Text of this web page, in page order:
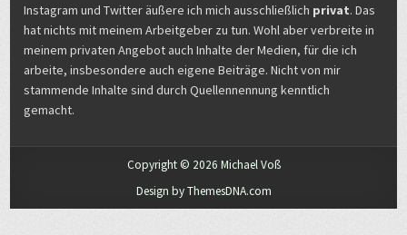
Instagram und Twitter äußere ich mich ausschließlich privat. Das
hat nichts mit meinem Arbeitgeber zu tun. Wohl aber verbreite in
meinem privaten Angebot auch Inhalte der Medien, für die ich
arbeite, insbesondere auch eigene Beiträge. Nicht von mir
stammende Inhalte sind durch Quellennennung kenntlich
gemacht.
Copyright © 2026 Michael Voß
Design by ThemesDNA.com